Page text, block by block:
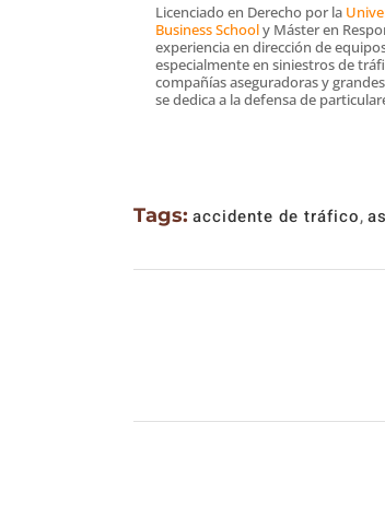
Licenciado en Derecho por la
Business Schooly Máster en
experiencia en dirección de
especialmente en siniestros de
compañías aseguradoras y
se dedica a la defensa de
Tags: accidente de tráfico,